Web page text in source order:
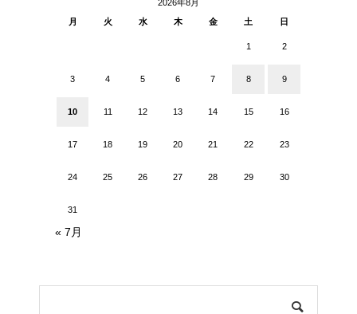
2026年8月
月
火 水 木 金 土 日
1 2
3 4 5 6 7 8 9
10 11 12 13 14 15 16
17 18 19 20 21 22 23
24 25 26 27 28 29 30
31
« 7月